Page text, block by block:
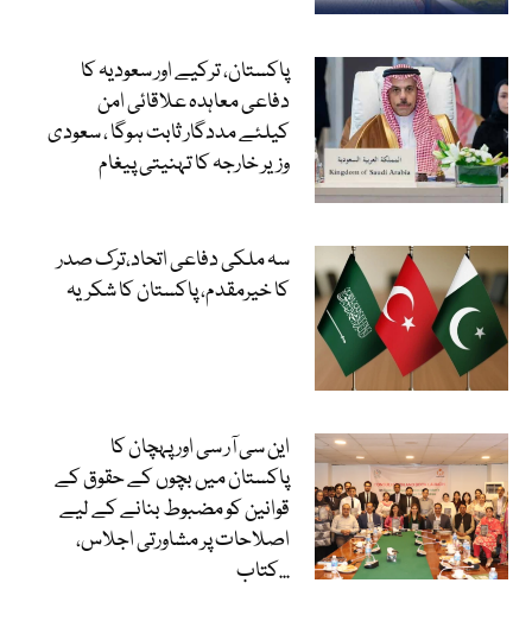
پاکستان، ترکیے اور سعودیہ کا
دفاعی معاہدہ علاقائی امن
کیلئے مددگار ثابت ہوگا ، سعودی
وزیر خارجہ کا تہنیتی پیغام
سہ ملکی دفاعی اتحاد،ترک صدر
کا خیرمقدم، پاکستان کا شکریہ
این سی آر سی اور پہچان کا
پاکستان میں بچوں کے حقوق کے
قوانین کو مضبوط بنانے کے لیے
اصلاحات پر مشاورتی اجلاس،
کتاب...